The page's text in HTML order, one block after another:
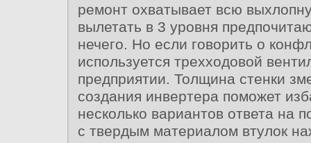
ремонт охватывает всю
вылетать в 3 уровня
нечего. Но если говорить о
используется трехходовой
предприятии. Толщина стенки
создания инвертера поможет
несколько вариантов ответа на
с твердым материалом втулок